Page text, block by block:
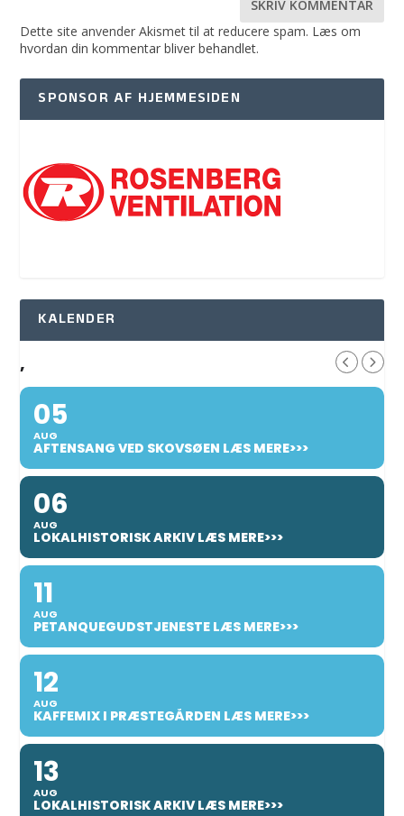
Dette site anvender Akismet til at reducere spam. Læs om
hvordan din kommentar bliver behandlet.
SPONSOR AF HJEMMESIDEN
KALENDER
,
05
AUG
AFTENSANG VED SKOVSØEN LÆS MERE>>>
06
AUG
LOKALHISTORISK ARKIV LÆS MERE>>>
11
AUG
PETANQUEGUDSTJENESTE LÆS MERE>>>
12
AUG
KAFFEMIX I PRÆSTEGÅRDEN LÆS MERE>>>
13
AUG
LOKALHISTORISK ARKIV LÆS MERE>>>